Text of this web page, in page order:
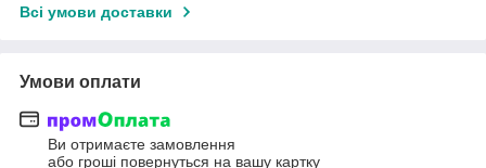
Всі умови доставки
Умови оплати
Ви отримаєте замовлення
або гроші повернуться на вашу картку